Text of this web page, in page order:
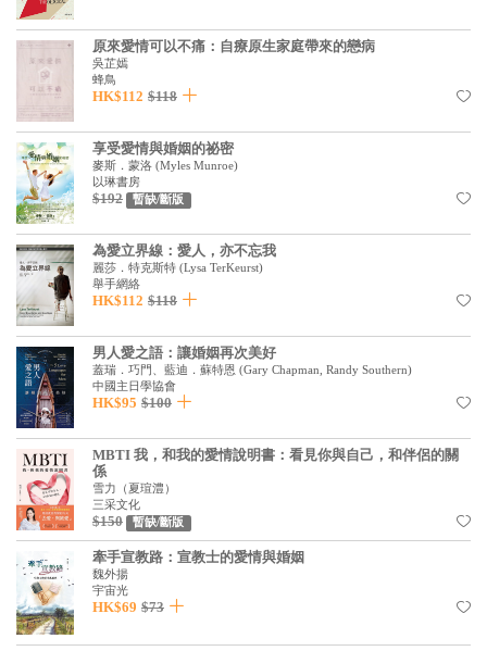
禮品專區
得獎作品推介
暢銷榜
中文二手書
英文二手書
精選英文書
電子書
基道 Top 50
原來愛情可以不痛：自療原生家庭帶來的戀病
吳芷嫣
蜂鳥
HK$112 $118
享受愛情與婚姻的祕密
麥斯．蒙洛 (Myles Munroe)
以琳書房
$192 暫缺/斷版
為愛立界線：愛人，亦不忘我
麗莎．特克斯特 (Lysa TerKeurst)
舉手網絡
HK$112 $118
男人愛之語：讓婚姻再次美好
蓋瑞．巧門、藍迪．蘇特恩 (Gary Chapman, Randy Southern)
中國主日學協會
HK$95 $100
MBTI 我，和我的愛情說明書：看見你與自己，和伴侶的關
係
雪力（夏瑄澧）
三采文化
$150 暫缺/斷版
牽手宣教路：宣教士的愛情與婚姻
魏外揚
宇宙光
HK$69 $73